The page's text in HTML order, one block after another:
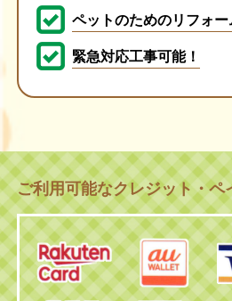
ペットのためのリフォー
緊急対応工事可能！
ご利用可能なクレジット・ペ